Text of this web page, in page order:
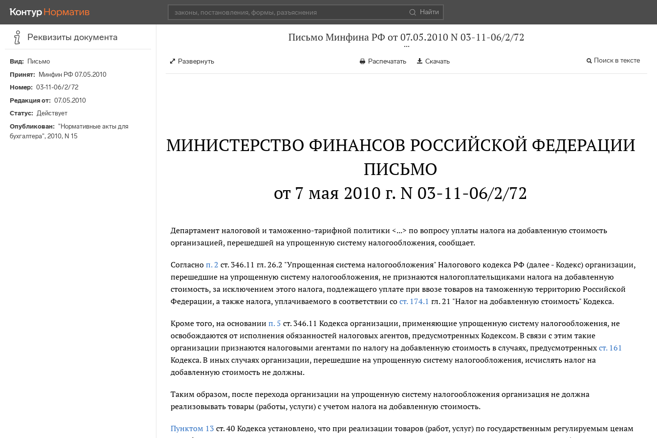
Найти
Реквизиты документа
Вид
Письмо
Принят
Минфин РФ 07.05.2010
Номер
03-11-06/2/72
Редакция от
07.05.2010
Статус
Действует
Опубликован
"Нормативные акты для
бухгалтера", 2010, N 15
Письмо Минфина РФ от 07.05.2010 N 03-11-06/2/72
Развернуть Распечатать Скачать Поиск в тексте
МИНИСТЕРСТВО ФИНАНСОВ РОССИЙСКОЙ ФЕДЕРАЦИИ
ПИСЬМО
от 7 мая 2010 г. N 03-11-06/2/72
Департамент налоговой и таможенно-тарифной политики <...> по вопросу уплаты налога на добавленную стоимость
организацией, перешедшей на упрощенную систему налогообложения, сообщает.
Согласно п. 2 ст. 346.11 гл. 26.2 "Упрощенная система налогообложения" Налогового кодекса РФ (далее - Кодекс) организации,
перешедшие на упрощенную систему налогообложения, не признаются налогоплательщиками налога на добавленную
стоимость, за исключением этого налога, подлежащего уплате при ввозе товаров на таможенную территорию Российской
Федерации, а также налога, уплачиваемого в соответствии со ст. 174.1 гл. 21 "Налог на добавленную стоимость" Кодекса.
Кроме того, на основании п. 5 ст. 346.11 Кодекса организации, применяющие упрощенную систему налогообложения, не
освобождаются от исполнения обязанностей налоговых агентов, предусмотренных Кодексом. В связи с этим такие
организации признаются налоговыми агентами по налогу на добавленную стоимость в случаях, предусмотренных ст. 161
Кодекса. В иных случаях организации, перешедшие на упрощенную систему налогообложения, исчислять налог на
добавленную стоимость не должны.
Таким образом, после перехода организации на упрощенную систему налогообложения организация не должна
реализовывать товары (работы, услуги) с учетом налога на добавленную стоимость.
Пунктом 13 ст. 40 Кодекса установлено, что при реализации товаров (работ, услуг) по государственным регулируемым ценам